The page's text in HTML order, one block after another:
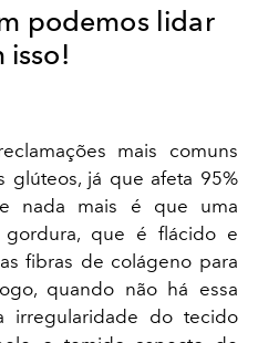
podemos lidar
isso!
mais comuns
glúteos, já que afeta 95%
nada mais é que uma
que é flácido e
fibras de colágeno para
quando não há essa
irregularidade do tecido